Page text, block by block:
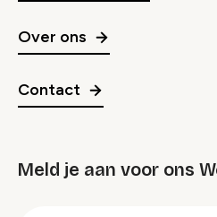
Over ons
Contact
Meld je aan voor ons